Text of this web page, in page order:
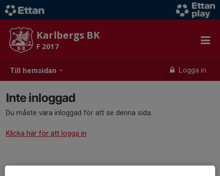
Till hemsidan Logga in
Karlbergs BK
F 2017
Inte inloggad
Du måste vara inloggad för att se denna sida.
Klicka här för att logga in